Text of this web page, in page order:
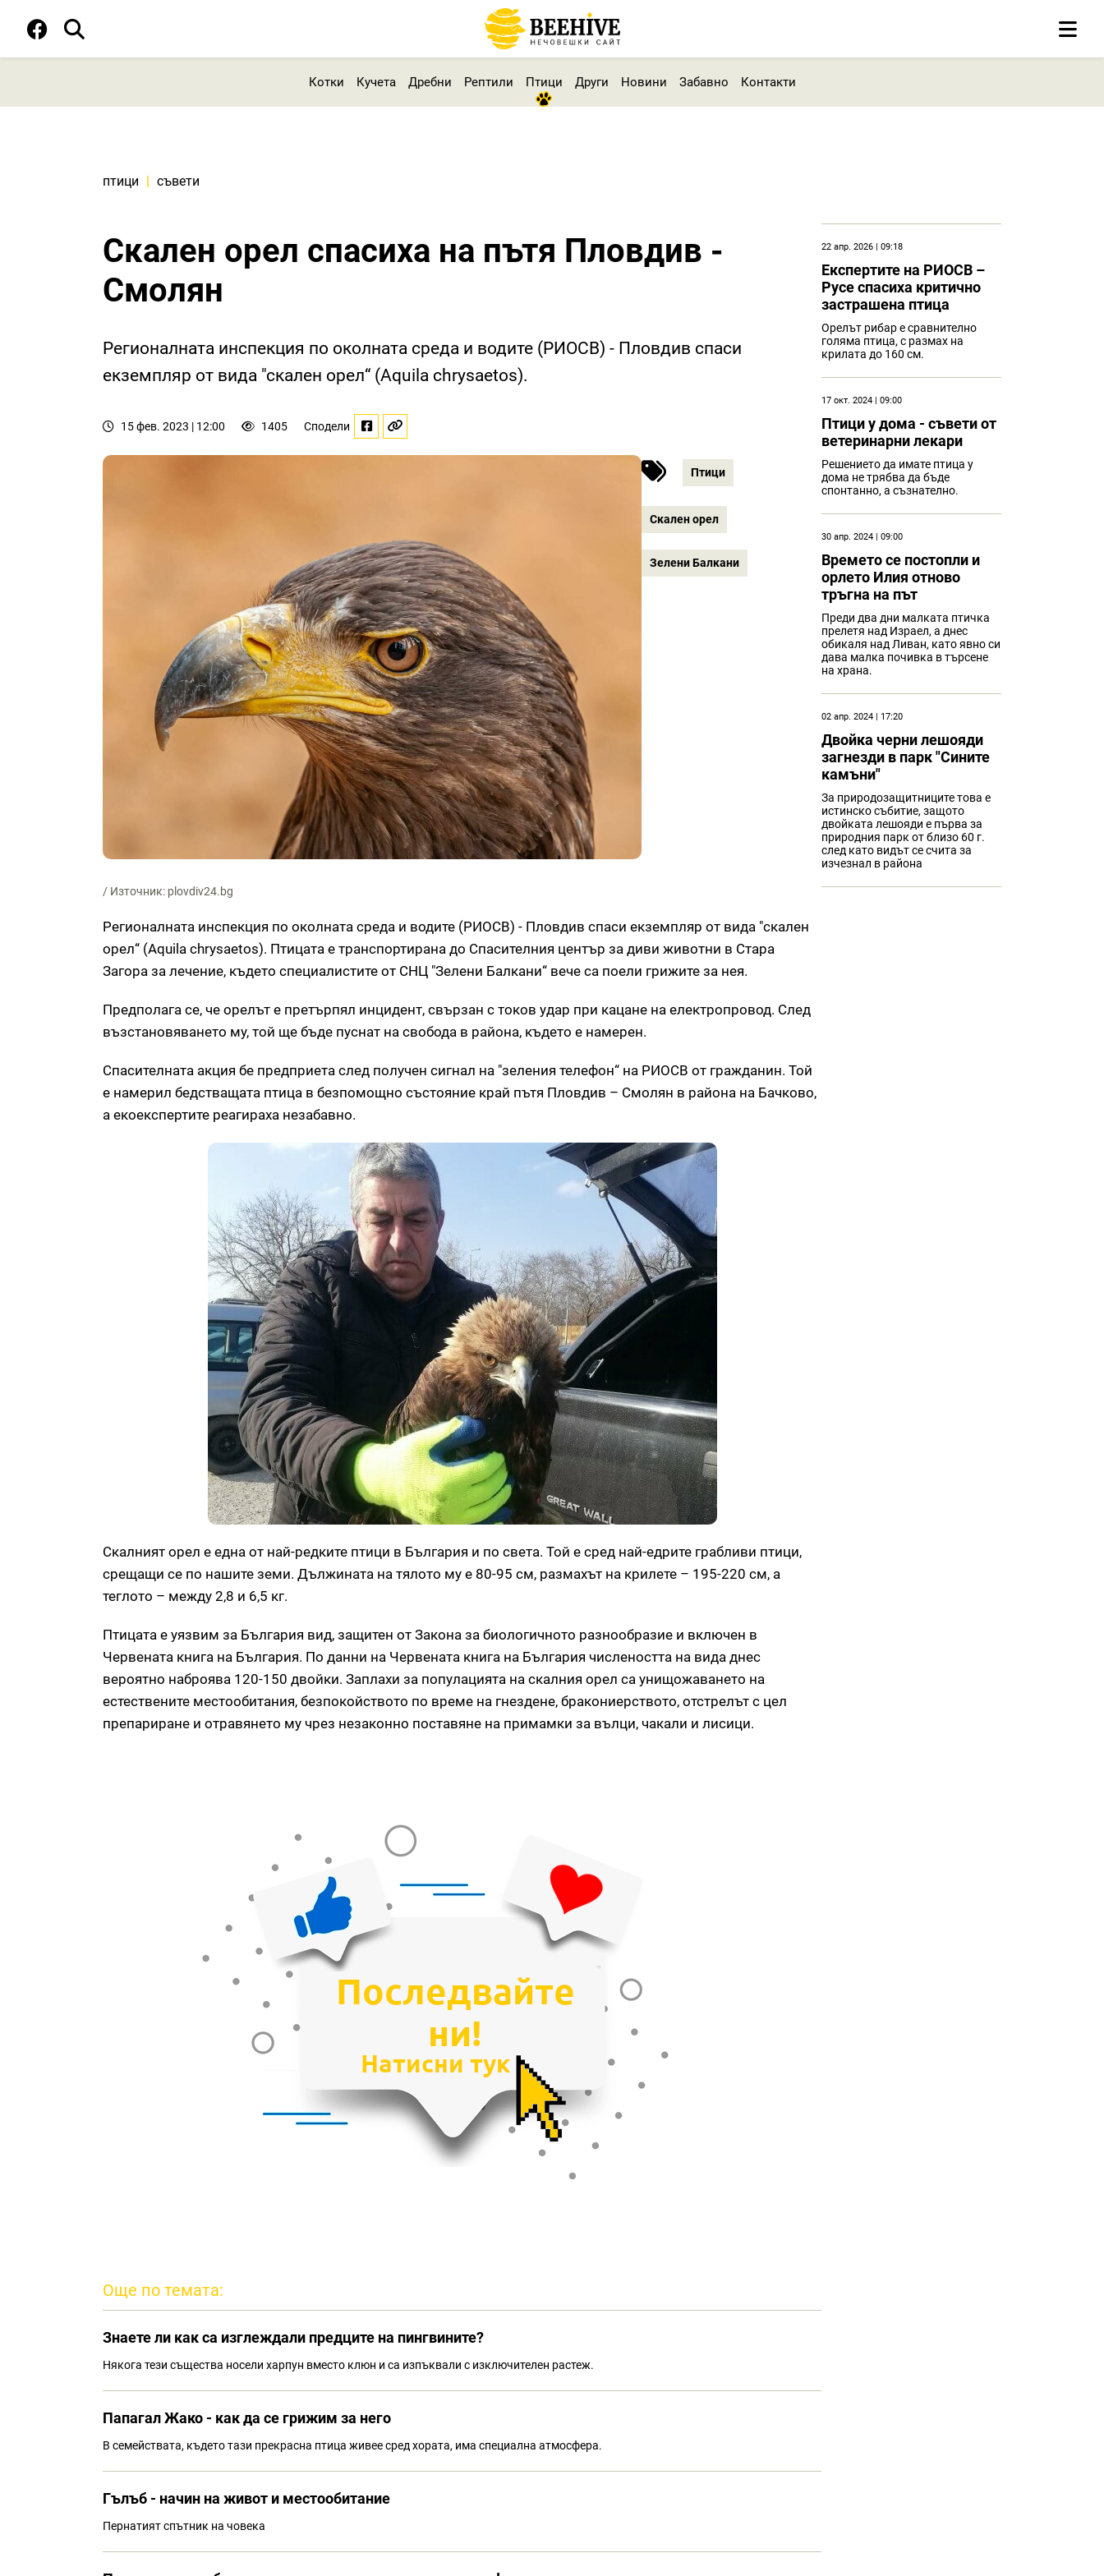
Котки Кучета Дребни Рептили Птици Други Новини Забавно Контакти
птици | съвети
Скален орел спасиха на пътя Пловдив -
Смолян
Регионалната инспекция по околната среда и водите (РИОСВ) - Пловдив спаси
екземпляр от вида "скален орел“ (Aquila chrysaetos).
15 фев. 2023 | 12:00 1405 Сподели
Птици
Скален орел
Зелени Балкани
/ Източник: plovdiv24.bg
Регионалната инспекция по околната среда и водите (РИОСВ) - Пловдив спаси екземпляр от вида "скален
орел“ (Aquila chrysaetos). Птицата е транспортирана до Спасителния център за диви животни в Стара
Загора за лечение, където специалистите от СНЦ "Зелени Балкани“ вече са поели грижите за нея.
Предполага се, че орелът е претърпял инцидент, свързан с токов удар при кацане на електропровод. След
възстановяването му, той ще бъде пуснат на свобода в района, където е намерен.
Спасителната акция бе предприета след получен сигнал на "зеления телефон“ на РИОСВ от гражданин. Той
е намерил бедстващата птица в безпомощно състояние край пътя Пловдив – Смолян в района на Бачково,
а екоекспертите реагираха незабавно.
Скалният орел е една от най-редките птици в България и по света. Той е сред най-едрите грабливи птици,
срещащи се по нашите земи. Дължината на тялото му е 80-95 см, размахът на крилете – 195-220 см, а
теглото – между 2,8 и 6,5 кг.
Птицата е уязвим за България вид, защитен от Закона за биологичното разнообразие и включен в
Червената книга на България. По данни на Червената книга на България числеността на вида днес
вероятно наброява 120-150 двойки. Заплахи за популацията на скалния орел са унищожаването на
естествените местообитания, безпокойството по време на гнездене, бракониерството, отстрелът с цел
препариране и отравянето му чрез незаконно поставяне на примамки за вълци, чакали и лисици.
Още по темата:
Знаете ли как са изглеждали предците на пингвините?
Някога тези същества носели харпун вместо клюн и са изпъквали с изключителен растеж.
Папагал Жако - как да се грижим за него
В семействата, където тази прекрасна птица живее сред хората, има специална атмосфера.
Гълъб - начин на живот и местообитание
Пернатият спътник на човека
22 апр. 2026 | 09:18
Eкспертите на РИОСВ –
Русе спасиха критично
застрашена птица
Орелът рибар е сравнително
голяма птица, с размах на
крилата до 160 см.
17 окт. 2024 | 09:00
Птици у дома - съвети от
ветеринарни лекари
Решението да имате птица у
дома не трябва да бъде
спонтанно, а съзнателно.
30 апр. 2024 | 09:00
Времето се постопли и
орлето Илия отново
тръгна на път
Преди два дни малката птичка
прелетя над Израел, а днес
обикаля над Ливан, като явно си
дава малка почивка в търсене
на храна.
02 апр. 2024 | 17:20
Двойка черни лешояди
загнезди в парк "Сините
камъни"
За природозащитниците това е
истинско събитие, защото
двойката лешояди е първа за
природния парк от близо 60 г.
след като видът се счита за
изчезнал в района